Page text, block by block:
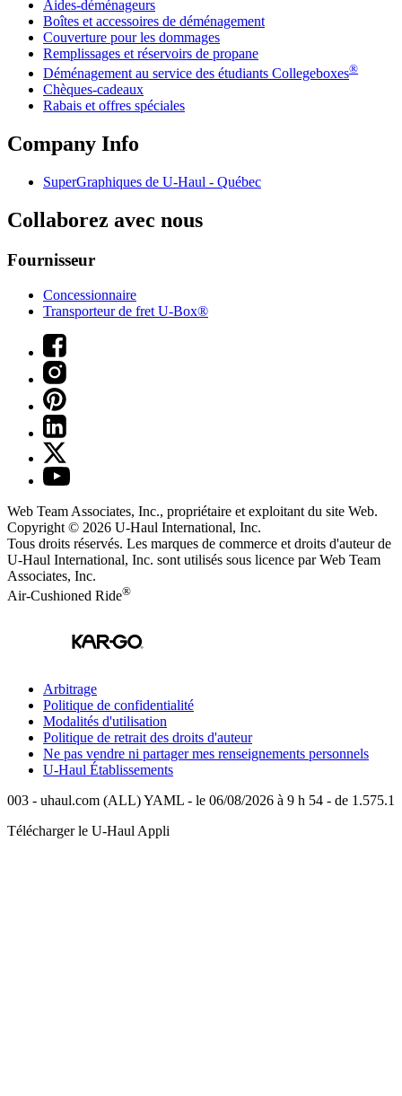
Aides-déménageurs
Boîtes et accessoires de déménagement
Couverture pour les dommages
Remplissages et réservoirs de propane
Déménagement au service des étudiants Collegeboxes®
Chèques-cadeaux
Rabais et offres spéciales
Company Info
SuperGraphiques de U-Haul - Québec
Collaborez avec nous
Fournisseur
Concessionnaire
Transporteur de fret U-Box®
Web Team Associates, Inc., propriétaire et exploitant du site Web.
Copyright © 2026 U-Haul International, Inc.
Tous droits réservés. Les marques de commerce et droits d'auteur de
U-Haul International, Inc. sont utilisés sous licence par Web Team
Associates, Inc.
Air-Cushioned Ride®
Arbitrage
Politique de confidentialité
Modalités d'utilisation
Politique de retrait des droits d'auteur
Ne pas vendre ni partager mes renseignements personnels
U-Haul Établissements
003 - uhaul.com (ALL) YAML - le 06/08/2026 à 9 h 54 - de 1.575.1
Télécharger le U-Haul Appli